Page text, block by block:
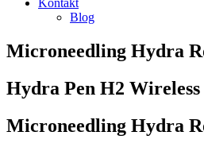
Kontakt
Blog
Microneedling Hydra
Hydra Pen H2 Wireless
Microneedling Hydra